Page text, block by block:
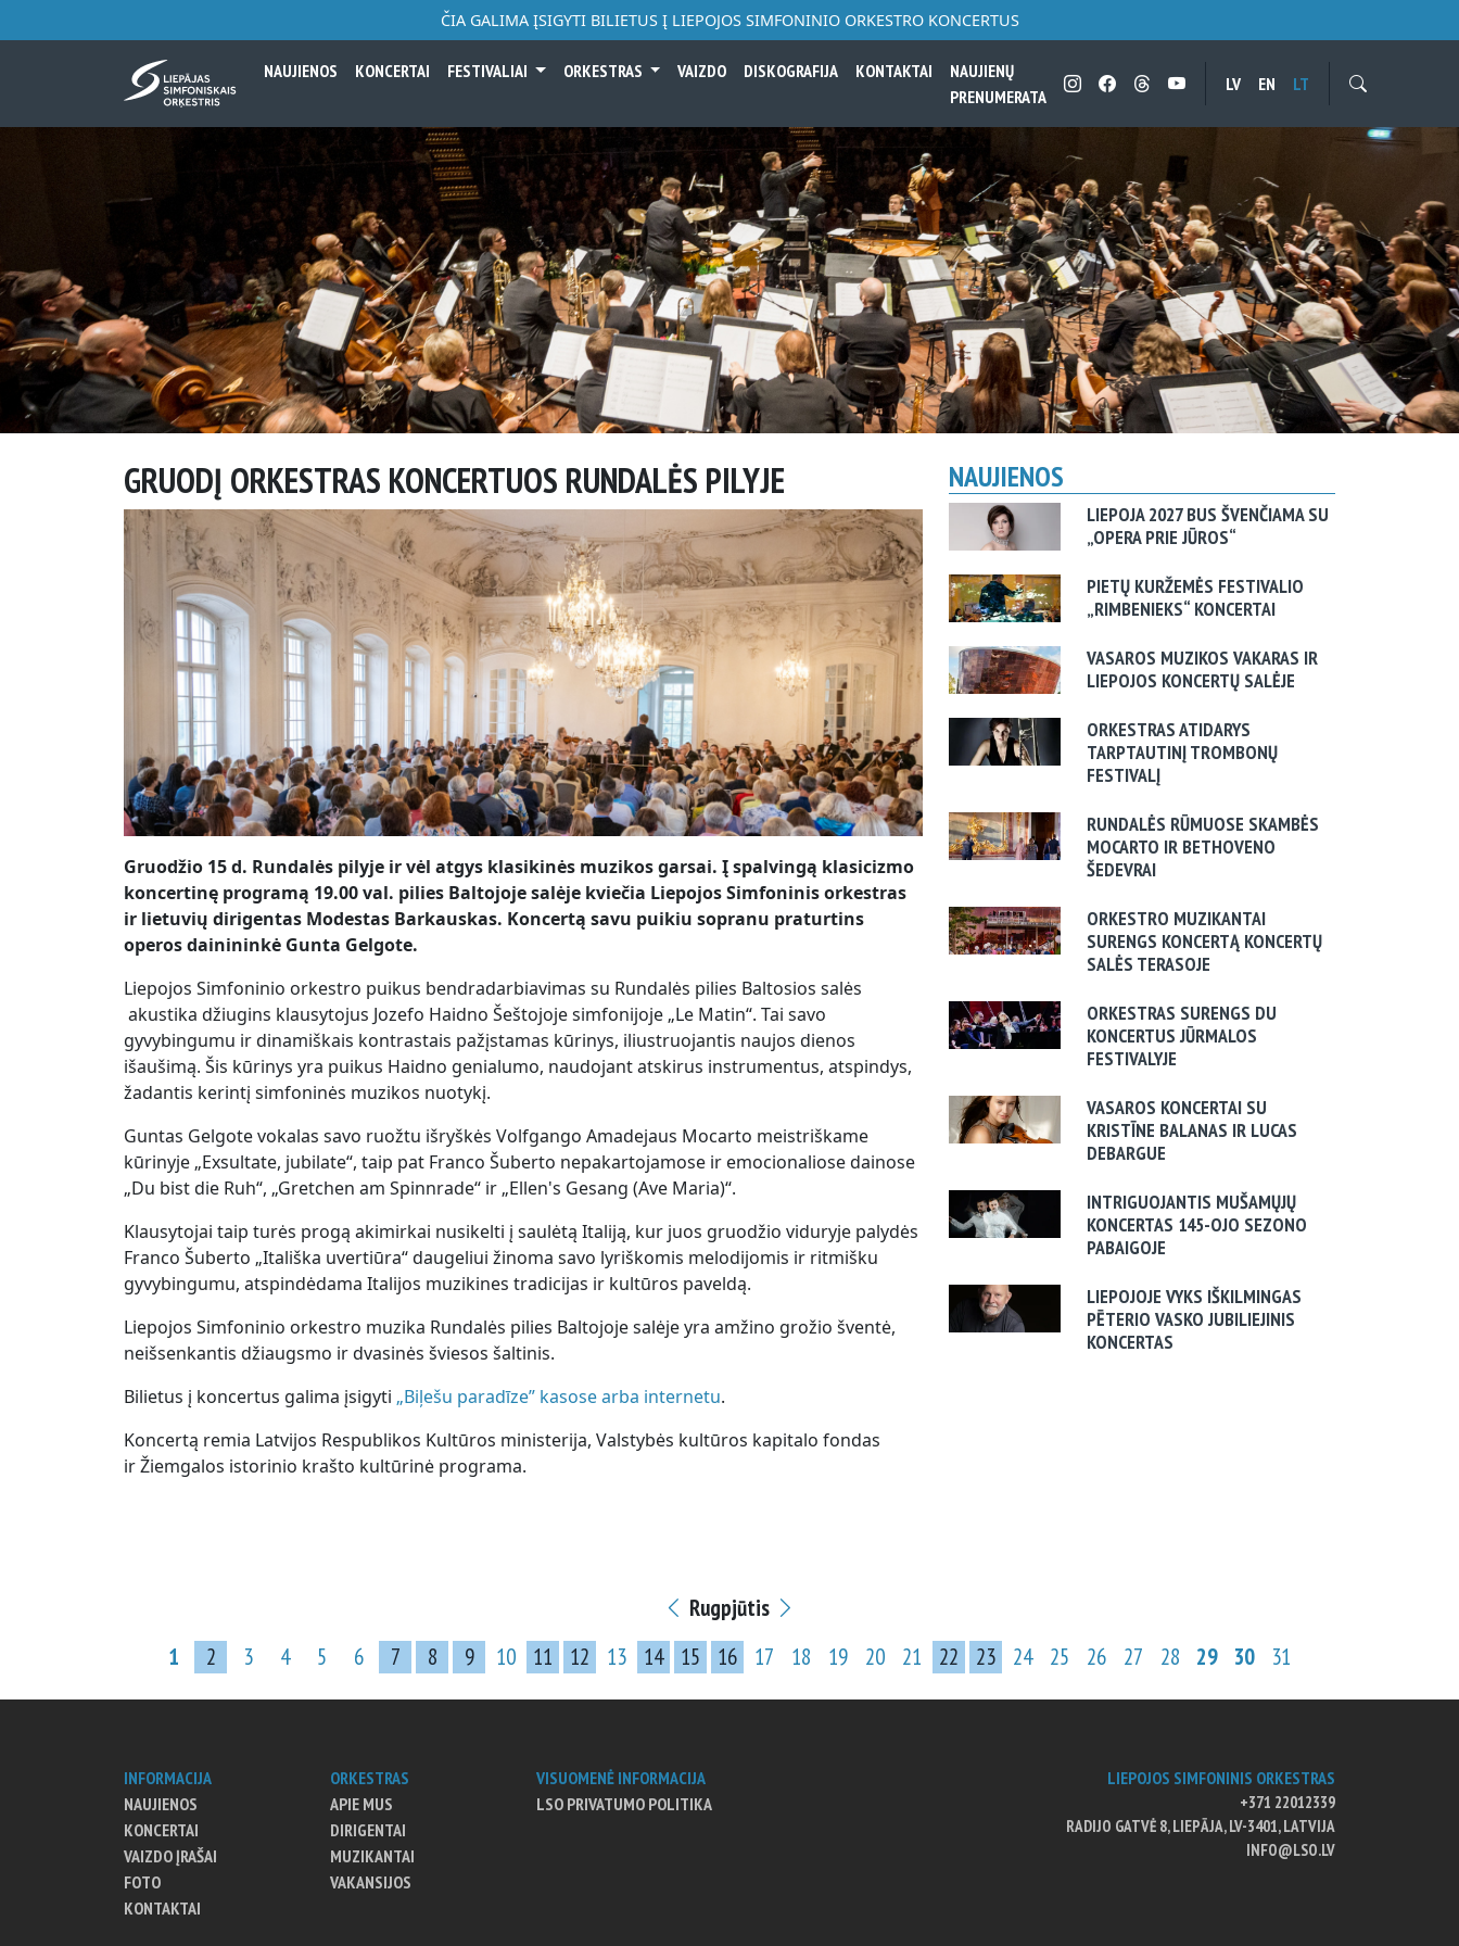
ČIA GALIMA ĮSIGYTI BILIETUS Į LIEPOJOS SIMFONINIO ORKESTRO KONCERTUS
NAUJIENOS KONCERTAI FESTIVALIAI ORKESTRAS VAIZDO DISKOGRAFIJA KONTAKTAI
NAUJIENŲ
PRENUMERATA
LV EN LT
GRUODĮ ORKESTRAS KONCERTUOS RUNDALĖS PILYJE
Gruodžio 15 d. Rundalės pilyje ir vėl atgys klasikinės muzikos garsai. Į spalvingą klasicizmo
koncertinę programą 19.00 val. pilies Baltojoje salėje kviečia Liepojos Simfoninis orkestras
ir lietuvių dirigentas Modestas Barkauskas. Koncertą savu puikiu sopranu praturtins
operos dainininkė Gunta Gelgote.
Liepojos Simfoninio orkestro puikus bendradarbiavimas su Rundalės pilies Baltosios salės
akustika džiugins klausytojus Jozefo Haidno Šeštojoje simfonijoje „Le Matin“. Tai savo
gyvybingumu ir dinamiškais kontrastais pažįstamas kūrinys, iliustruojantis naujos dienos
išaušimą. Šis kūrinys yra puikus Haidno genialumo, naudojant atskirus instrumentus, atspindys,
žadantis kerintį simfoninės muzikos nuotykį.
Guntas Gelgote vokalas savo ruožtu išryškės Volfgango Amadejaus Mocarto meistriškame
kūrinyje „Exsultate, jubilate“, taip pat Franco Šuberto nepakartojamose ir emocionaliose dainose
„Du bist die Ruh“, „Gretchen am Spinnrade“ ir „Ellen's Gesang (Ave Maria)“.
Klausytojai taip turės progą akimirkai nusikelti į saulėtą Italiją, kur juos gruodžio viduryje palydės
Franco Šuberto „Itališka uvertiūra“ daugeliui žinoma savo lyriškomis melodijomis ir ritmišku
gyvybingumu, atspindėdama Italijos muzikines tradicijas ir kultūros paveldą.
Liepojos Simfoninio orkestro muzika Rundalės pilies Baltojoje salėje yra amžino grožio šventė,
neišsenkantis džiaugsmo ir dvasinės šviesos šaltinis.
Bilietus į koncertus galima įsigyti „Biļešu paradīze” kasose arba internetu.
Koncertą remia Latvijos Respublikos Kultūros ministerija, Valstybės kultūros kapitalo fondas
ir Žiemgalos istorinio krašto kultūrinė programa.
NAUJIENOS
LIEPOJA 2027 BUS ŠVENČIAMA SU
„OPERA PRIE JŪROS“
PIETŲ KURŽEMĖS FESTIVALIO
„RIMBENIEKS“ KONCERTAI
VASAROS MUZIKOS VAKARAS IR
LIEPOJOS KONCERTŲ SALĖJE
ORKESTRAS ATIDARYS
TARPTAUTINĮ TROMBONŲ
FESTIVALĮ
RUNDALĖS RŪMUOSE SKAMBĖS
MOCARTO IR BETHOVENO
ŠEDEVRAI
ORKESTRO MUZIKANTAI
SURENGS KONCERTĄ KONCERTŲ
SALĖS TERASOJE
ORKESTRAS SURENGS DU
KONCERTUS JŪRMALOS
FESTIVALYJE
VASAROS KONCERTAI SU
KRISTĪNE BALANAS IR LUCAS
DEBARGUE
INTRIGUOJANTIS MUŠAMŲJŲ
KONCERTAS 145-OJO SEZONO
PABAIGOJE
LIEPOJOJE VYKS IŠKILMINGAS
PĒTERIO VASKO JUBILIEJINIS
KONCERTAS
Rugpjūtis
1
2 3 4 5 6 7 8 9 10 11 12 13 14 15 16 17 18 19 20 21 22 23 24 25 26 27 28 29 30 31
INFORMACIJA
NAUJIENOS
KONCERTAI
VAIZDO ĮRAŠAI
FOTO
KONTAKTAI
ORKESTRAS
APIE MUS
DIRIGENTAI
MUZIKANTAI
VAKANSIJOS
VISUOMENĖ INFORMACIJA
LSO PRIVATUMO POLITIKA
LIEPOJOS SIMFONINIS ORKESTRAS
+371 22012339
RADIJO GATVĖ 8, LIEPĀJA, LV-3401, LATVIJA
INFO@LSO.LV